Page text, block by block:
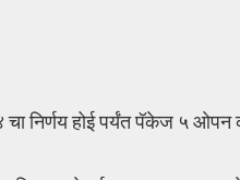
निर्णय होई पर्यंत पॅकेज ५